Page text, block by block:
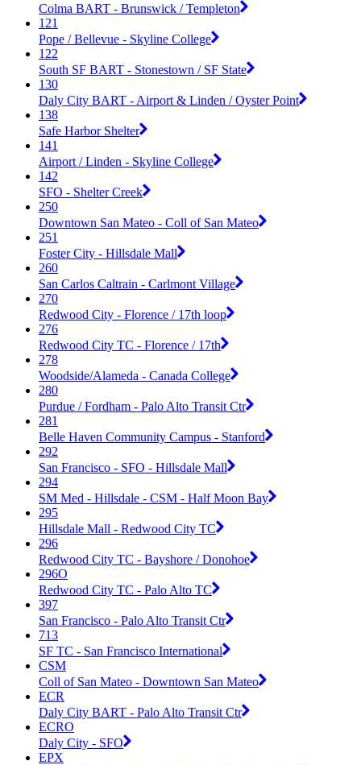
Colma BART - Brunswick / Templeton
121
Pope / Bellevue - Skyline College
122
South SF BART - Stonestown / SF State
130
Daly City BART - Airport & Linden / Oyster Point
138
Safe Harbor Shelter
141
Airport / Linden - Skyline College
142
SFO - Shelter Creek
250
Downtown San Mateo - Coll of San Mateo
251
Foster City - Hillsdale Mall
260
San Carlos Caltrain - Carlmont Village
270
Redwood City - Florence / 17th loop
276
Redwood City TC - Florence / 17th
278
Woodside/Alameda - Canada College
280
Purdue / Fordham - Palo Alto Transit Ctr
281
Belle Haven Community Campus - Stanford
292
San Francisco - SFO - Hillsdale Mall
294
SM Med - Hillsdale - CSM - Half Moon Bay
295
Hillsdale Mall - Redwood City TC
296
Redwood City TC - Bayshore / Donohoe
296O
Redwood City TC - Palo Alto TC
397
San Francisco - Palo Alto Transit Ctr
713
SF TC - San Francisco International
CSM
Coll of San Mateo - Downtown San Mateo
ECR
Daly City BART - Palo Alto Transit Ctr
ECRO
Daly City - SFO
EPX